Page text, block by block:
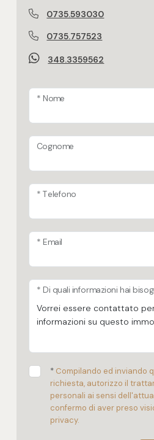
0735.593030
0735.757523
348.3359562
* Nome
Cognome
* Telefono
* Email
* Di quali informazioni hai
* Compilando ed inviando
richiesta, autorizzo il
personali ai sensi
confermo di aver preso
privacy.